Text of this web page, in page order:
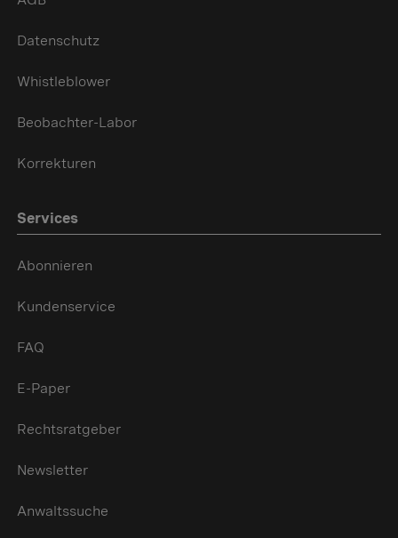
Datenschutz
Whistleblower
Beobachter-Labor
Korrekturen
Services
Abonnieren
Kundenservice
FAQ
E-Paper
Rechtsratgeber
Newsletter
Anwaltssuche